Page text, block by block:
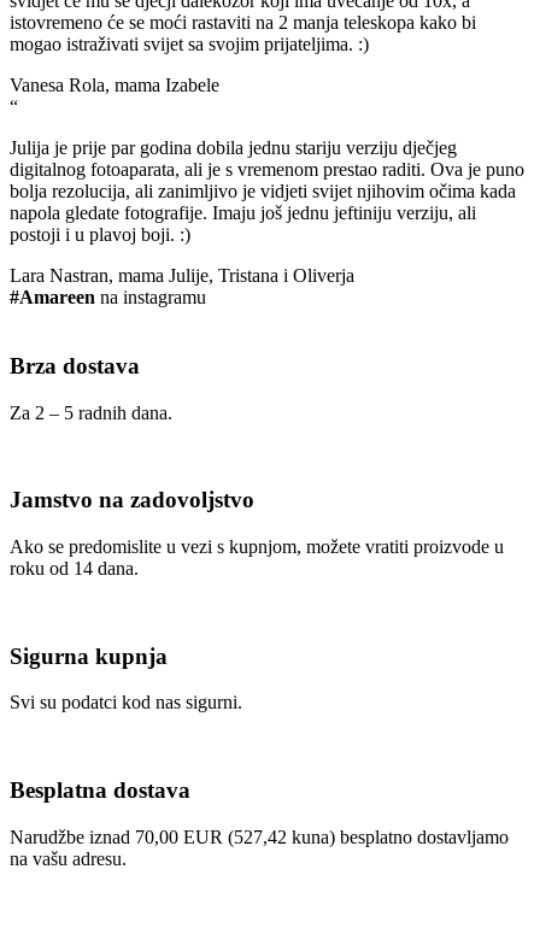
istovremeno će se moći rastaviti na 2 manja teleskopa kako bi
mogao istraživati svijet sa svojim prijateljima. :)
Vanesa Rola, mama Izabele
“
Julija je prije par godina dobila jednu stariju verziju dječjeg
digitalnog fotoaparata, ali je s vremenom prestao raditi. Ova je puno
bolja rezolucija, ali zanimljivo je vidjeti svijet njihovim očima kada
napola gledate fotografije. Imaju još jednu jeftiniju verziju, ali
postoji i u plavoj boji. :)
Lara Nastran, mama Julije, Tristana i Oliverja
#Amareen na instagramu
Brza dostava
Za 2 – 5 radnih dana.
Jamstvo na zadovoljstvo
Ako se predomislite u vezi s kupnjom, možete vratiti proizvode u
roku od 14 dana.
Sigurna kupnja
Svi su podatci kod nas sigurni.
Besplatna dostava
Narudžbe iznad 70,00 EUR (527,42 kuna) besplatno dostavljamo
na vašu adresu.